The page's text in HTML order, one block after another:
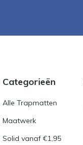
Categorieën
Alle Trapmatten
Maatwerk
Solid vanaf €1,95